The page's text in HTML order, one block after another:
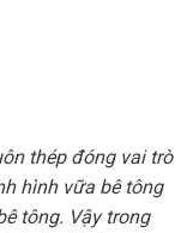
thép đóng vai trò
hình vữa bê tông
tông. Vậy trong